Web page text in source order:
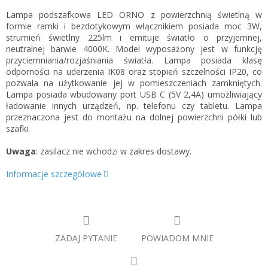
Lampa podszafkowa LED ORNO z powierzchnią świetlną w
formie ramki i bezdotykowym włącznikiem posiada moc 3W,
strumień świetlny 225lm i emituje światło o przyjemnej,
neutralnej barwie 4000K. Model wyposażony jest w funkcję
przyciemniania/rozjaśniania światła. Lampa posiada klasę
odporności na uderzenia IK08 oraz stopień szczelności IP20, co
pozwala na użytkowanie jej w pomieszczeniach zamkniętych.
Lampa posiada wbudowany port USB C (5V 2,4A) umożliwiający
ładowanie innych urządzeń, np. telefonu czy tabletu. Lampa
przeznaczona jest do montażu na dolnej powierzchni półki lub
szafki.
Uwaga: zasilacz nie wchodzi w zakres dostawy.
Informacje szczegółowe
ZADAJ PYTANIE POWIADOM MNIE